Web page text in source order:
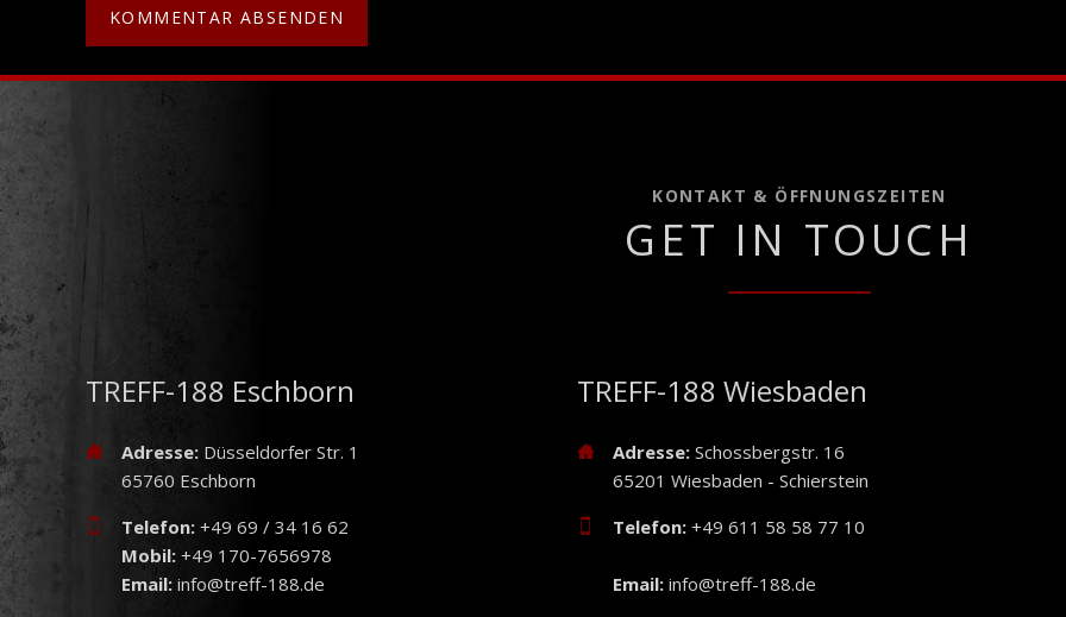
KONTAKT & ÖFFNUNGSZEITEN
GET IN TOUCH
TREFF-188 Eschborn
Adresse: Düsseldorfer Str. 1
65760 Eschborn
Telefon: +49 69 / 34 16 62
Mobil: +49 170-7656978
Email: info@treff-188.de
TREFF-188 Wiesbaden
Adresse: Schossbergstr. 16
65201 Wiesbaden - Schierstein
Telefon:+49 611 58 58 77 10
Email: info@treff-188.de